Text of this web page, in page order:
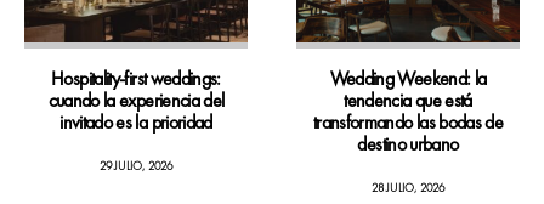
Hospitality-first weddings:
cuando la experiencia del
invitado es la prioridad
29 JULIO, 2026
Wedding Weekend: la
tendencia que está
transformando las bodas de
destino urbano
28 JULIO, 2026